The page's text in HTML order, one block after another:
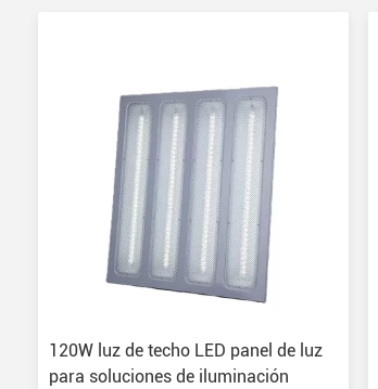
120W luz de techo LED panel de luz
para soluciones de iluminación